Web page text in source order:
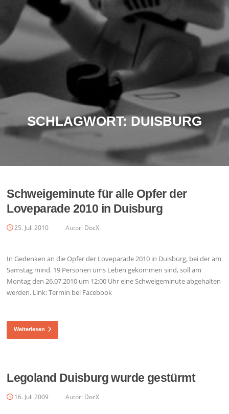
SCHLAGWORT: DUISBURG
Schweigeminute für alle Opfer der
Loveparade 2010 in Duisburg
25. Juli 2010 Autor: DocX
In Gedenken an die Opfer der Loveparade 2010 in Duisburg, bei der am
Samstag mind. 19 Personen ums Leben gekommen sind, soll am
Montag den 26.07.2010 um 12:00 Uhr eine Schweigeminute abgehalten
werden. Link: Termin bei Facebook
Weiterlesen
Legoland Duisburg wurde gestürmt
16. Juli 2009 Autor: DocX